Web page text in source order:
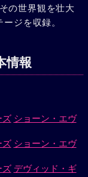
の世界観を壮大
ジを収録。
情報
ズ ショーン・エヴ
ズ ショーン・エヴ
ズ デヴィッド・ギ